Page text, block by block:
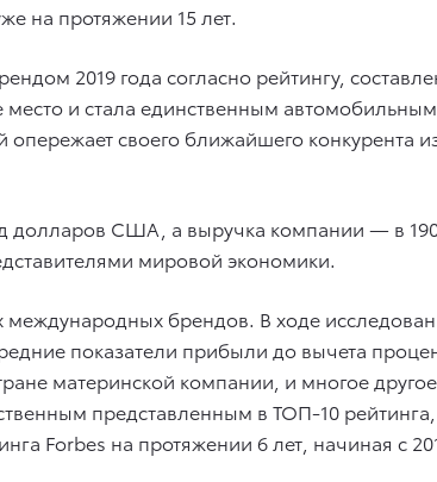
на протяжении 15 лет.
2019 года согласно рейтингу,
и стала единственным
своего ближайшего конкурента
долларов США, а выручка компании — в
мировой экономики.
брендов. В ходе
показатели прибыли до вычета
материнской компании, и многое
представленным в ТОП-10
Forbes на протяжении 6 лет, начиная с